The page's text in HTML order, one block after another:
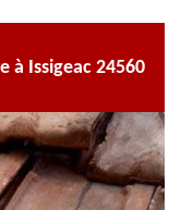
à Issigeac 24560